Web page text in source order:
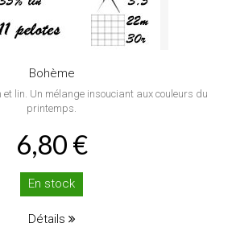
Bohème
et lin. Un mélange insouciant aux couleurs du
printemps.
6,80 €
En stock
Détails